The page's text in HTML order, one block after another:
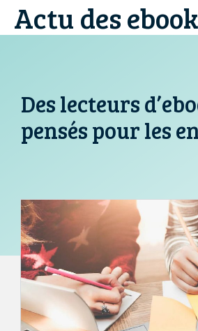
AllerActu des
Des lecteurs
pensés pour les